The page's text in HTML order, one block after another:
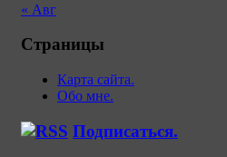
« Авг
Страницы
Карта сайта.
Обо мне.
Подписаться.